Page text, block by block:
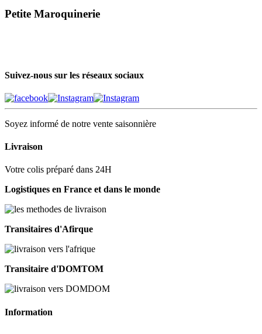
Petite Maroquinerie
Suivez-nous sur les réseaux sociaux
Soyez informé de notre vente saisonnière
Livraison
Votre colis préparé dans 24H
Logistiques en France et dans le monde
Transitaires d'Afirque
Transitaire d'DOMTOM
Information